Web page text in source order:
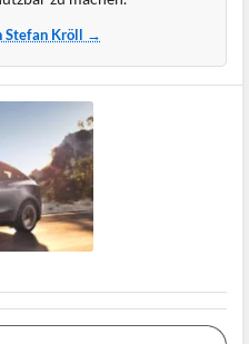
Stefan Kröll →